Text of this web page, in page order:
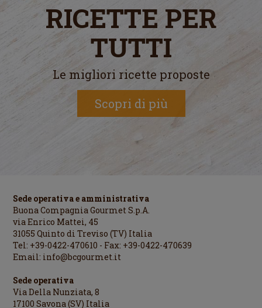
RICETTE PER
TUTTI
Le migliori ricette proposte
Scopri di più
Sede operativa e amministrativa
Buona Compagnia Gourmet S.p.A.
via Enrico Mattei, 45
31055 Quinto di Treviso (TV) Italia
Tel: +39-0422-470610 - Fax: +39-0422-470639
Email: info@bcgourmet.it
Sede operativa
Via Della Nunziata, 8
17100 Savona (SV) Italia